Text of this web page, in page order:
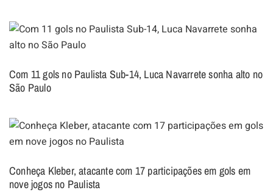
Com 11 gols no Paulista Sub-14, Luca Navarrete sonha alto no
São Paulo
Conheça Kleber, atacante com 17 participações em gols em
nove jogos no Paulista